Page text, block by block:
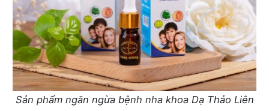
Sản phẩm ngăn ngừa bệnh nha khoa Dạ Thảo Liên